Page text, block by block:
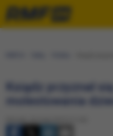
Ksiądz przyznał się
molestowania